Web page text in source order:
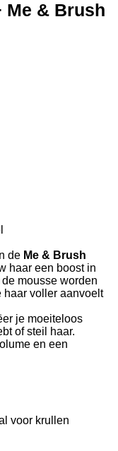
Me & Brush
de Me & Brush
haar een boost in
mousse worden
haar voller aanvoelt
je moeiteloos
of steil haar.
en een
voor krullen